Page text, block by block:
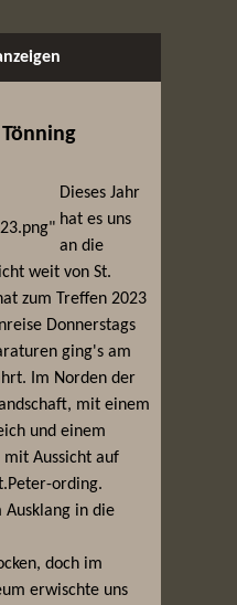
Dieses Jahr
hat es uns
an die
weit von St.
zum Treffen 2023
Donnerstags
ging's am
Im Norden der
mit einem
und einem
mit Aussicht auf
ording.
Ausklang in die
doch im
erwischte uns